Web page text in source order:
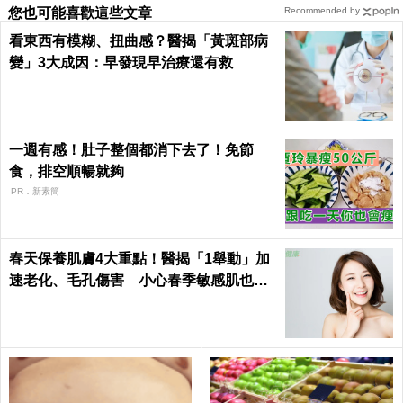
您也可能喜歡這些文章
看東西有模糊、扭曲感？醫揭「黃斑部病
變」3大成因：早發現早治療還有救
一週有感！肚子整個都消下去了！免節
食，排空順暢就夠
PR．新素簡
春天保養肌膚4大重點！醫揭「1舉動」加
速老化、毛孔傷害 小心春季敏感肌也易
Recommended by